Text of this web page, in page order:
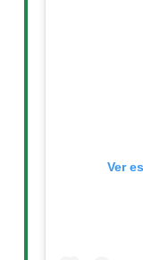
Ver